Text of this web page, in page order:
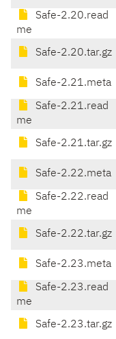
Safe-2.20.read
me
Safe-2.20.tar.gz
Safe-2.21.meta
Safe-2.21.read
me
Safe-2.21.tar.gz
Safe-2.22.meta
Safe-2.22.read
me
Safe-2.22.tar.gz
Safe-2.23.meta
Safe-2.23.read
me
Safe-2.23.tar.gz